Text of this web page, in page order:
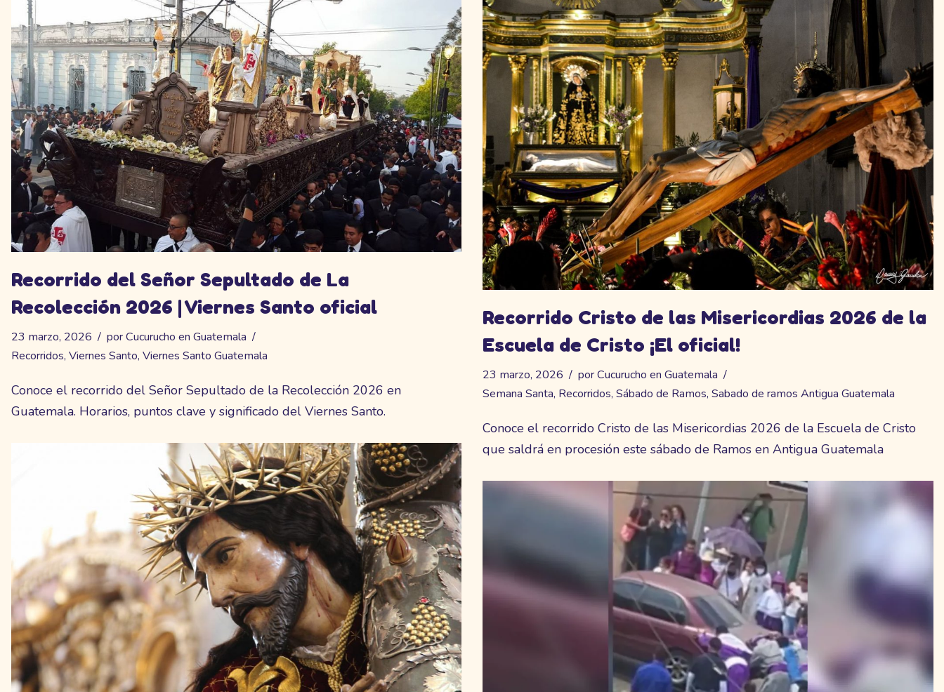
Recorrido Cristo de las Misericordias 2026 de la
Escuela de Cristo ¡El oficial!
23 marzo, 2026 porCucurucho en Guatemala
Semana Santa, Recorridos, Sábado de Ramos, Sabado de ramos Antigua Guatemala
Conoce el recorrido Cristo de las Misericordias 2026 de la Escuela de Cristo
que saldrá en procesión este sábado de Ramos en Antigua Guatemala
Recorrido del Señor Sepultado de La
Recolección 2026 | Viernes Santo oficial
23 marzo, 2026 porCucurucho en Guatemala
Recorridos, Viernes Santo, Viernes Santo Guatemala
Conoce el recorrido del Señor Sepultado de la Recolección 2026 en
Guatemala. Horarios, puntos clave y significado del Viernes Santo.